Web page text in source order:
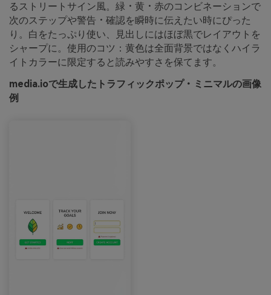
るストリートサイン風。緑・黄・赤のコンビネーションで
次のステップや警告・確認を瞬時に伝えたい時にぴった
り。白をたっぷり使い、見出しにはほぼ黒でレイアウトを
シャープに。使用のコツ：黄色は全面背景ではなくハイラ
イトカラーに限定すると読みやすさを保てます。
media.ioで生成したトラフィックポップ・ミニマルの画像
例